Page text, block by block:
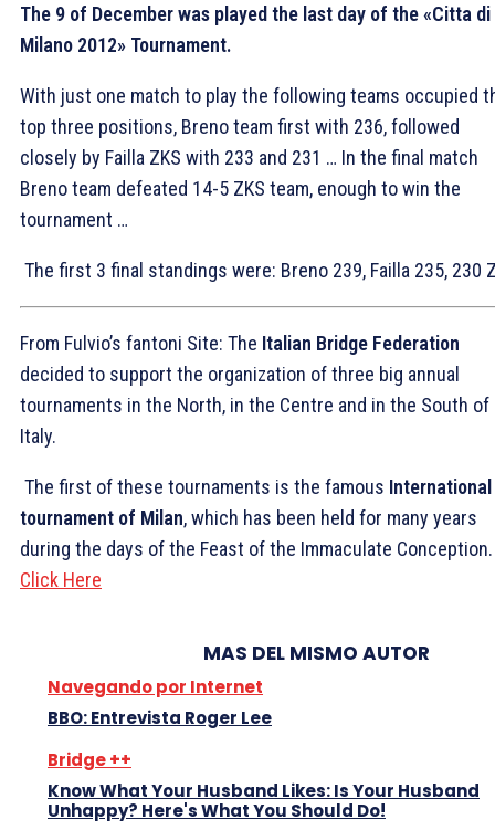
The 9 of December was played the last day of the «Citta di
Milano 2012» Tournament.
With just one match to play the following teams occupied
top three positions, Breno team first with 236, followed
closely by Failla ZKS with 233 and 231 … In the final match
Breno team defeated 14-5 ZKS team, enough to win the
tournament …
The first 3 final standings were: Breno 239, Failla 235, 230
From Fulvio’s fantoni Site: The Italian Bridge Federation
decided to support the organization of three big annual
tournaments in the North, in the Centre and in the South of
Italy.
The first of these tournaments is the famous International
tournament of Milan, which has been held for many years
during the days of the Feast of the Immaculate
Click Here
MAS DEL MISMO AUTOR
Navegando por Internet
BBO: Entrevista Roger Lee
Bridge ++
Know What Your Husband Likes: Is Your Husband
Unhappy? Here's What You Should Do!